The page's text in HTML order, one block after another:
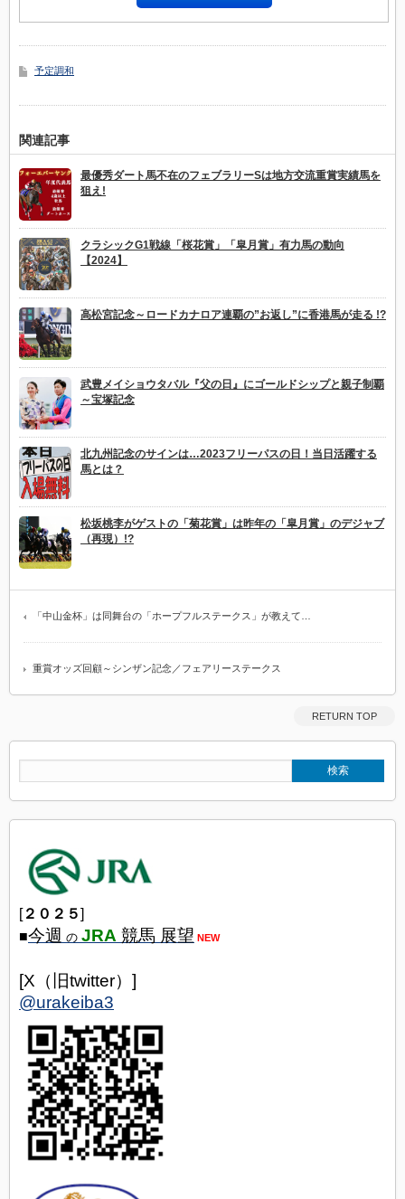
予定調和
関連記事
最優秀ダート馬不在のフェブラリーSは地方交流重賞実績馬を
狙え!
クラシックG1戦線「桜花賞」「皐月賞」有力馬の動向
【2024】
高松宮記念～ロードカナロア連覇の”お返し”に香港馬が走る !?
武豊メイショウタバル『父の日』にゴールドシップと親子制覇
～宝塚記念
北九州記念のサインは…2023フリーパスの日！当日活躍する
馬とは？
松坂桃李がゲストの「菊花賞」は昨年の「皐月賞」のデジャブ
（再現）!?
「中山金杯」は同舞台の「ホープフルステークス」が教えて…
重賞オッズ回顧～シンザン記念／フェアリーステークス
RETURN TOP
[２０２５]
■今週 の JRA 競馬 展望 NEW
[X（旧twitter）]
@urakeiba3